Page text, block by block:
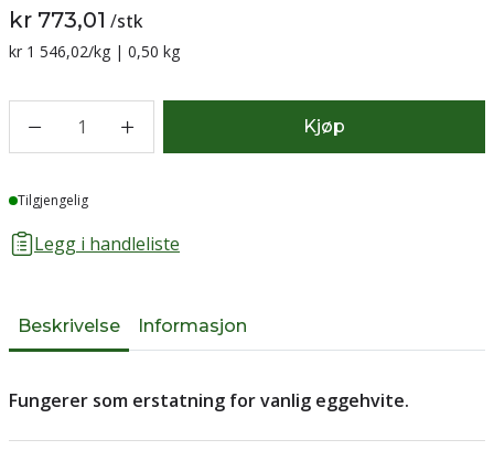
kr 773,01 /stk
Sammenligning pris:
kr 1 546,02/kg | 0,50 kg
1 Kjøp
Lager
Tilgjengelig
Legg i handleliste
Beskrivelse Informasjon
Fungerer som erstatning for vanlig eggehvite.